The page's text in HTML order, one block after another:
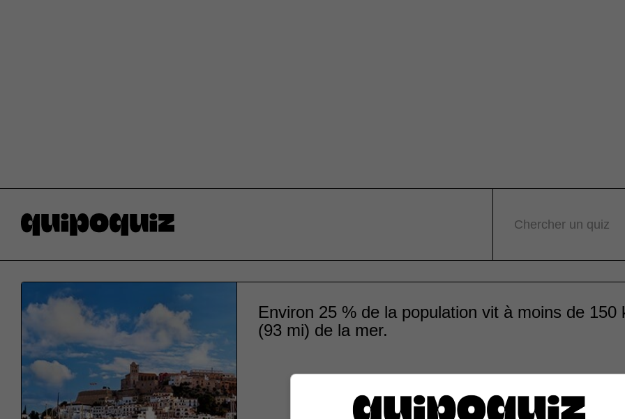
Chercher un quiz
Environ 25 % de la population vit à moins de 150
(93 mi) de la mer.